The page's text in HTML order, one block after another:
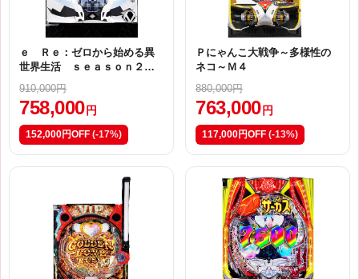
ｅ Ｒｅ：ゼロから始める異
世界生活 ｓｅａｓｏｎ２Ｍ
910,000円
758,000 円
152,000円OFF (-17%)
Ｐにゃんこ大戦争～多様性の
ネコ～Ｍ４
880,000円
763,000 円
117,000円OFF (-13%)